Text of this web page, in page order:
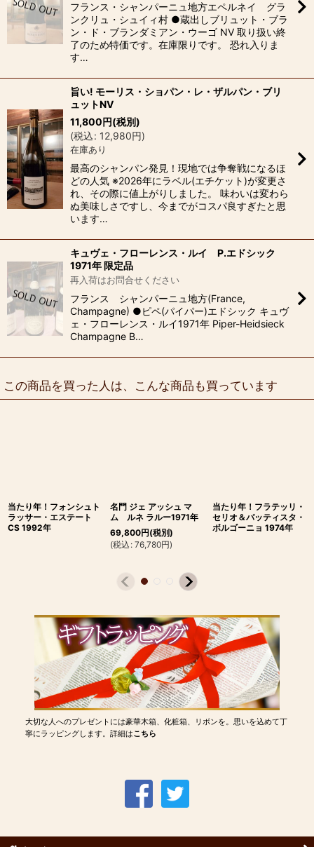
フランス・シャンパーニュ地方エペルネイ グラ
ンクリュ・シュイィ村 ●蔵出しブリュット・ブラ
ン・ド・ブランダミアン・ウーゴ NV 取り扱い終
了のため特価です。在庫限りです。 恐れ入りま
す…
旨い! モーリス・ショパン・レ・ザルパン・ブリ
ュットNV
11,800円(税別)
(税込: 12,980円)
在庫あり
最高のシャンパン発見！現地では争奪戦になるほ
どの人気 ※2026年にラベル(エチケット)が変更さ
れ、その際に値上がりしました。 味わいは変わら
ぬ美味しさですし、今までがコスパ良すぎたと思
います…
キュヴェ・フローレンス・ルイ P.エドシック
1971年 限定品
再入荷はお問合せください
フランス シャンパーニュ地方(France,
Champagne) ●ピペ(パイパー)エドシック キュヴ
ェ・フローレンス・ルイ1971年 Piper-Heidsieck
Champagne B…
この商品を買った人は、こんな商品も買っています
当たり年！フォンシュト
ラッサー・エステート
CS 1992年
名門 ジェ アッシュ マ
ム ルネ ラルー1971年
69,800円(税別)
(税込 : 76,780円)
当たり年！フラテッリ・
セリオ＆バッティスタ・
ボルゴーニョ 1974年
大切な人へのプレゼントには豪華木箱、化粧箱、リボンを。思いを込めて丁
寧にラッピングします。詳細はこちら